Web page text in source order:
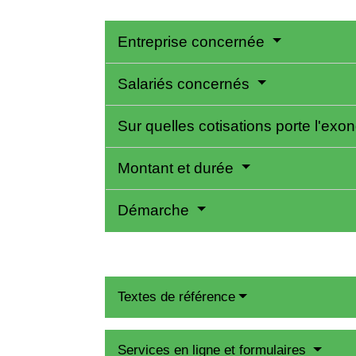
Entreprise concernée
Salariés concernés
Sur quelles cotisations porte
Montant et durée
Démarche
Textes de référence
Services en ligne et formulaires